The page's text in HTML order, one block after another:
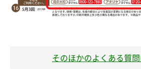
そのほかのよくある質